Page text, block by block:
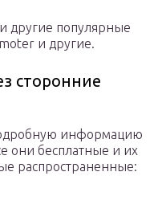
другие популярные
и другие.
сторонние
информацию
они бесплатные и их
распространенные: